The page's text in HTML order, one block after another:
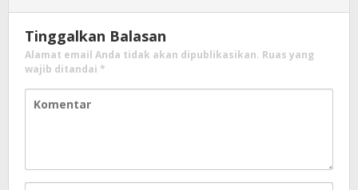
Tinggalkan Balasan
Alamat email Anda tidak akan dipublikasikan. Ruas yang
wajib ditandai *